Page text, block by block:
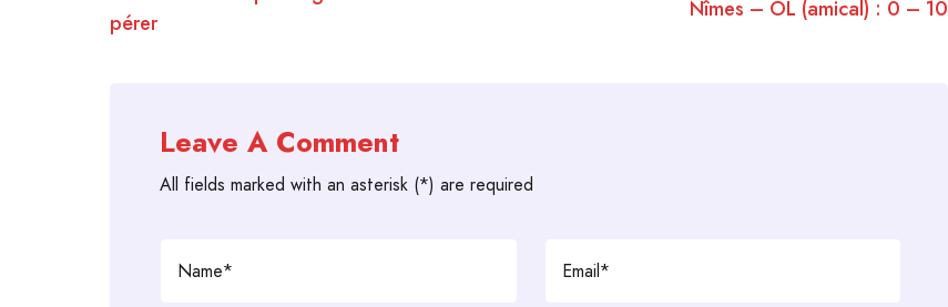
navigation
pérer
Nîmes – OL (amical) : 0 – 10
Leave A Comment
All fields marked with an asterisk (*) are required